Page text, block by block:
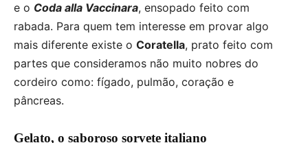
e o Coda alla Vaccinara, ensopado feito com
rabada. Para quem tem interesse em provar algo
mais diferente existe o Coratella, prato feito com
partes que consideramos não muito nobres do
cordeiro como: fígado, pulmão, coração e
pâncreas.
Gelato, o saboroso sorvete italiano